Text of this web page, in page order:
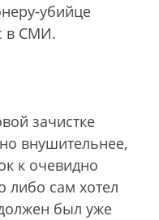
убийце
в СМИ.
зачистке
внушительнее,
к очевидно
либо сам хотел
был уже